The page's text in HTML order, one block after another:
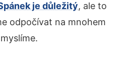
je důležitý, ale to
odpočívat na mnohem